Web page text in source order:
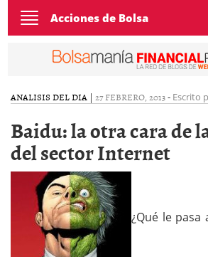
Toggle
navigation
Acciones de Bolsa
ANALISIS DEL DIA | 27 FEBRERO, 2013- Escrito
Baidu: la otra cara de
del sector Internet
¿Qué le pasa